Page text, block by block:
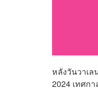
หลังวันวาเล
2024 เทศก